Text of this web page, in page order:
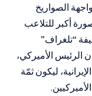
الصواريخ
أكبر للتلاعب
“تلغراف”
الرئيس الأميركي،
ليكون ثمّة